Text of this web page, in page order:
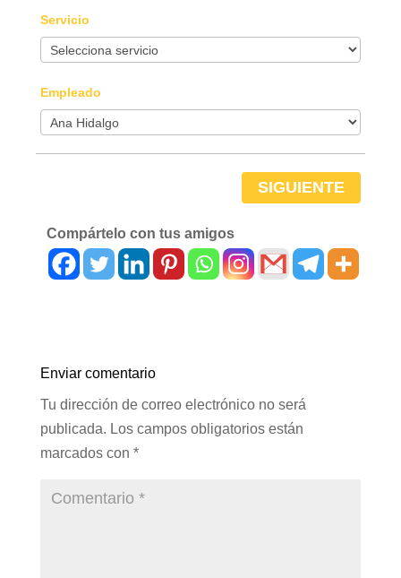
Servicio
Empleado
SIGUIENTE
Compártelo con tus amigos
Enviar comentario
Tu dirección de correo electrónico no será
publicada. Los campos obligatorios están
marcados con *